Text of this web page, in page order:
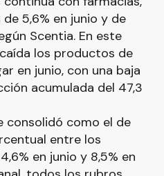
5,6% en junio y de
Scentia. En este
los productos de
en junio, con una baja
acumulada del 47,3
consolidó como el de
entre los
en junio y 8,5% en